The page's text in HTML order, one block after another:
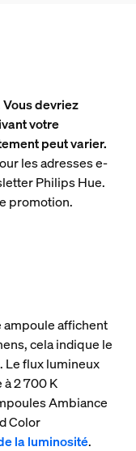
Vous devriez
votre
peut varier.
les adresses e-
Philips Hue.
promotion.
ampoule affichent
cela indique le
Le flux lumineux
2 700 K
Ambiance
Color
la luminosité.